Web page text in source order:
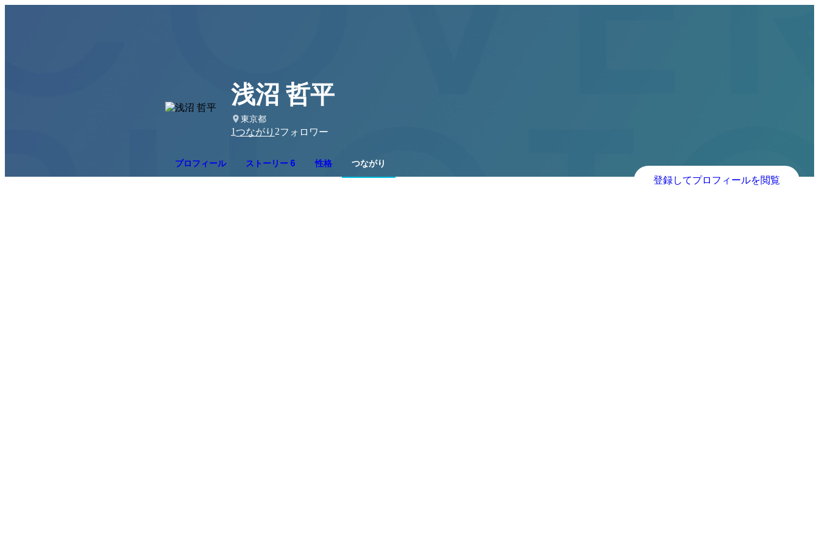
浅沼 哲平
東京都
1つながり 2フォロワー
プロフィール ストーリー 6 性格 つながり
登録してプロフィールを閲覧